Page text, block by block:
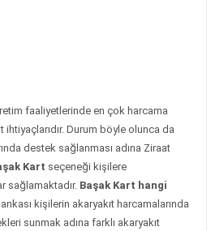
faaliyetlerinde en çok harcama
ihtiyaçlarıdır. Durum böyle olunca da
destek sağlanması adına Ziraat
Kart seçeneği kişilere
sağlamaktadır. Başak Kart hangi
kişilerin akaryakıt harcamalarında
sunmak adına farklı akaryakıt